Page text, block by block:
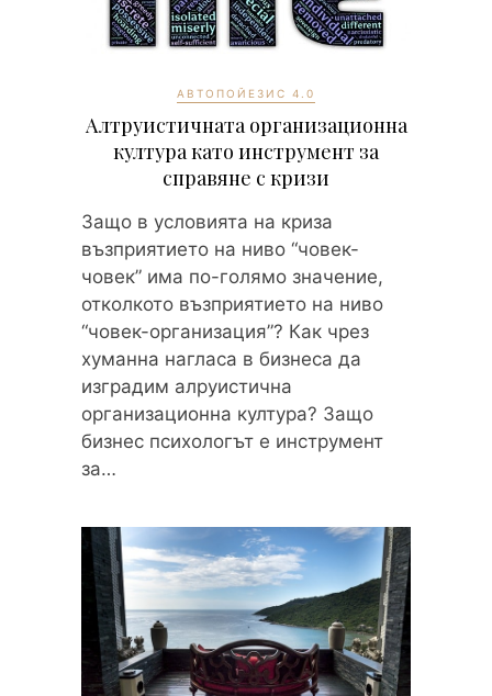
АВТОПОЙЕЗИС 4.0
Алтруистичната организационна
култура като инструмент за
справяне с кризи
Защо в условията на криза
възприятието на ниво “човек-
човек” има по-голямо значение,
отколкото възприятието на ниво
“човек-организация”? Как чрез
хуманна нагласа в бизнеса да
изградим алруистична
организационна култура? Защо
бизнес психологът е инструмент
за…